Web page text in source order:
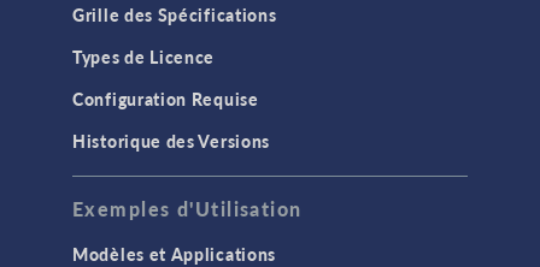
Grille des Spécifications
Types de Licence
Configuration Requise
Historique des Versions
Exemples d'Utilisation
Modèles et Applications